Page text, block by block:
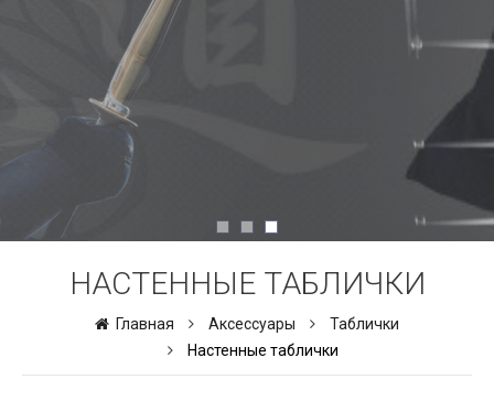
НАСТЕННЫЕ ТАБЛИЧКИ
Главная Аксессуары
Таблички
Настенные таблички